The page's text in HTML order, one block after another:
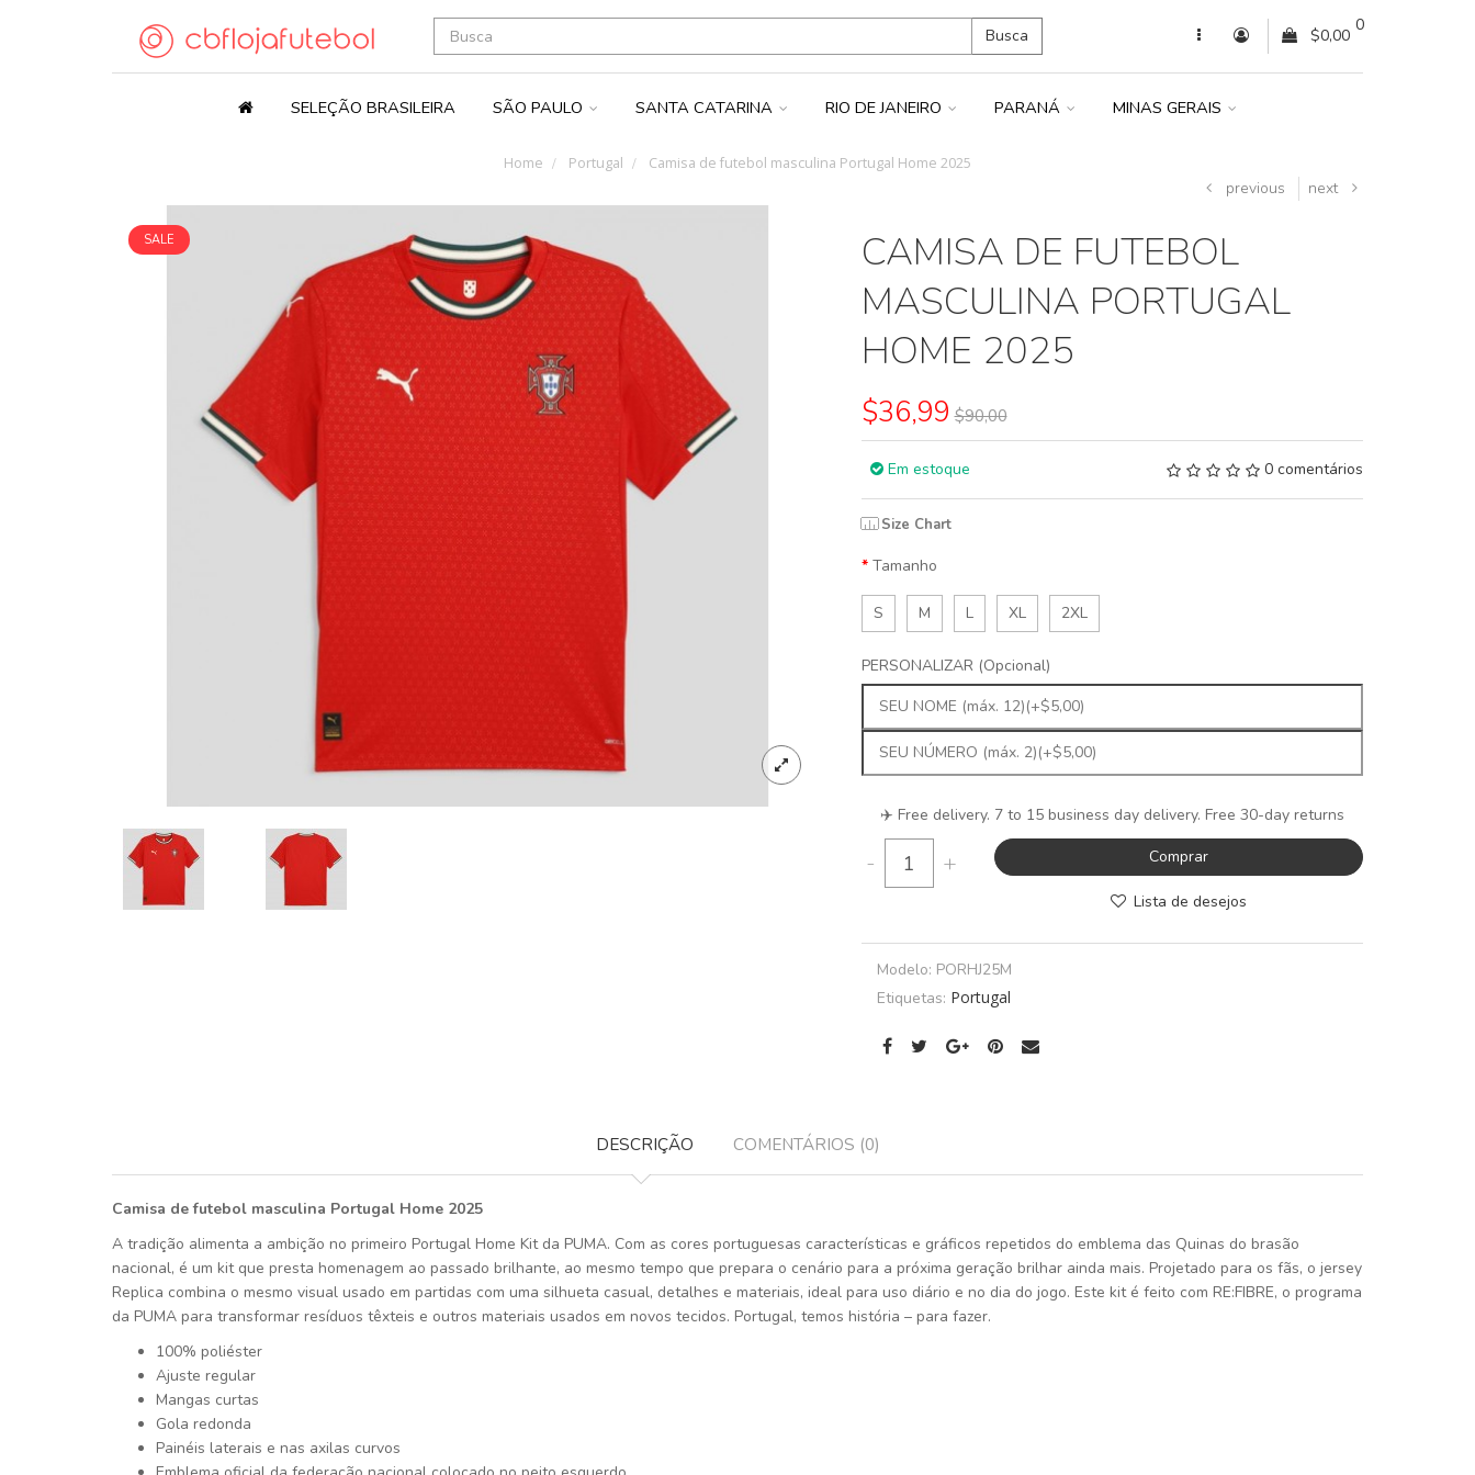
Busca
0
$0,00
SELEÇÃO BRASILEIRA SÃO PAULO SANTA CATARINA RIO DE JANEIRO PARANÁ MINAS GERAIS
Home Portugal Camisa de futebol masculina Portugal Home 2025
previous next
SALE
CAMISA DE FUTEBOL
MASCULINA PORTUGAL
HOME 2025
$36,99 $90,00
Em estoque 0 comentários
Size Chart
Tamanho
S M L XL 2XL
PERSONALIZAR (Opcional)
✈️ Free delivery. 7 to 15 business day delivery. Free 30-day returns
- + Comprar
Lista de desejos
Modelo: PORHJ25M
Etiquetas: Portugal
DESCRIÇÃO COMENTÁRIOS (0)
Camisa de futebol masculina Portugal Home 2025
A tradição alimenta a ambição no primeiro Portugal Home Kit da PUMA. Com as cores portuguesas características e gráficos repetidos do emblema das Quinas do brasão
nacional, é um kit que presta homenagem ao passado brilhante, ao mesmo tempo que prepara o cenário para a próxima geração brilhar ainda mais. Projetado para os fãs, o jersey
Replica combina o mesmo visual usado em partidas com uma silhueta casual, detalhes e materiais, ideal para uso diário e no dia do jogo. Este kit é feito com RE:FIBRE, o programa
da PUMA para transformar resíduos têxteis e outros materiais usados ​​em novos tecidos. Portugal, temos história – para fazer.
100% poliéster
Ajuste regular
Mangas curtas
Gola redonda
Painéis laterais e nas axilas curvos